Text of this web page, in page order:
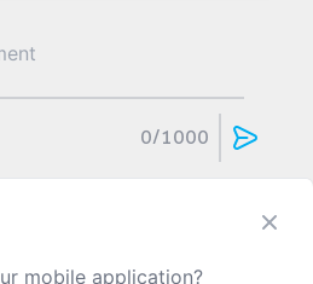
0/1000
mobile application?